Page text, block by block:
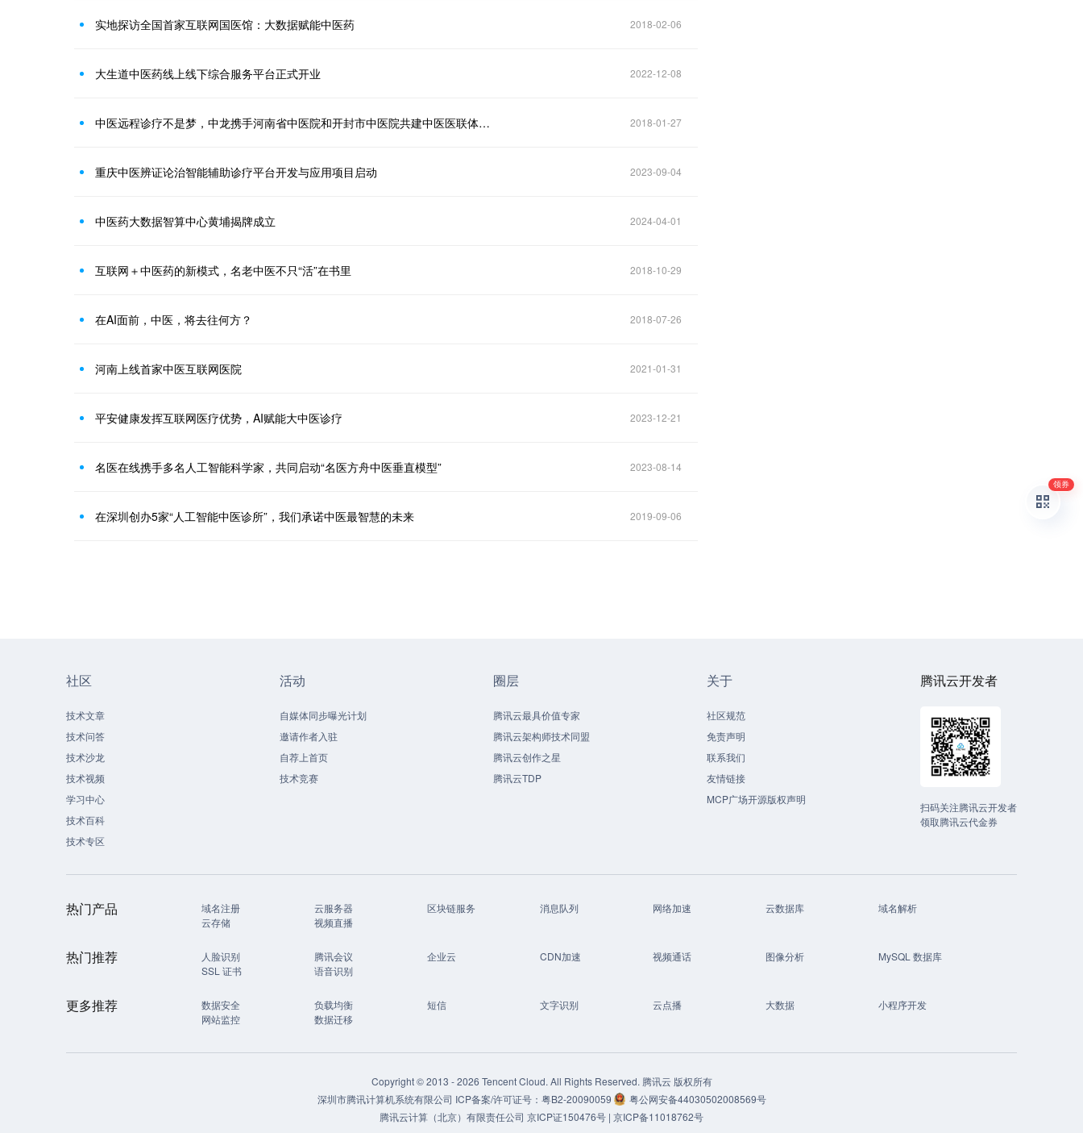
实地探访全国首家互联网国医馆：大数据赋能中医药 2018-02-06
大生道中医药线上线下综合服务平台正式开业 2022-12-08
中医远程诊疗不是梦，中龙携手河南省中医院和开封市中医院共建中医医联体大数据中心 2018-01-27
重庆中医辨证论治智能辅助诊疗平台开发与应用项目启动 2023-09-04
中医药大数据智算中心黄埔揭牌成立 2024-04-01
互联网＋中医药的新模式，名老中医不只“活”在书里 2018-10-29
在AI面前，中医，将去往何方？ 2018-07-26
河南上线首家中医互联网医院 2021-01-31
平安健康发挥互联网医疗优势，AI赋能大中医诊疗 2023-12-21
名医在线携手多名人工智能科学家，共同启动“名医方舟中医垂直模型” 2023-08-14
在深圳创办5家“人工智能中医诊所”，我们承诺中医最智慧的未来 2019-09-06
社区
技术文章
技术问答
技术沙龙
技术视频
学习中心
技术百科
技术专区
活动
自媒体同步曝光计划
邀请作者入驻
自荐上首页
技术竞赛
圈层
腾讯云最具价值专家
腾讯云架构师技术同盟
腾讯云创作之星
腾讯云TDP
关于
社区规范
免责声明
联系我们
友情链接
MCP广场开源版权声明
腾讯云开发者
扫码关注腾讯云开发者
领取腾讯云代金券
热门产品 域名注册 云服务器 区块链服务 消息队列 网络加速 云数据库
域名解析
云存储
视频直播
热门推荐 人脸识别 腾讯会议 企业云 CDN加速 视频通话 图像分析
MySQL 数据库
SSL 证书
语音识别
更多推荐 数据安全 负载均衡 短信 文字识别 云点播 大数据
小程序开发
网站监控
数据迁移
Copyright © 2013 -2026 Tencent Cloud. All Rights Reserved. 腾讯云 版权所有
深圳市腾讯计算机系统有限公司 ICP备案/许可证号： 粤B2-20090059
粤公网安备44030502008569号
腾讯云计算（北京）有限责任公司 京ICP证150476号 | 京ICP备11018762号
领券